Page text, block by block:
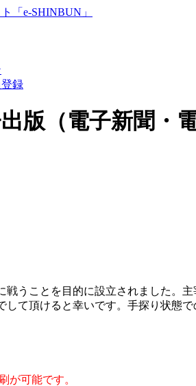
録
版（電子新聞・
うことを目的に設立されました。
て頂けると幸いです。手探り状態
が可能です。